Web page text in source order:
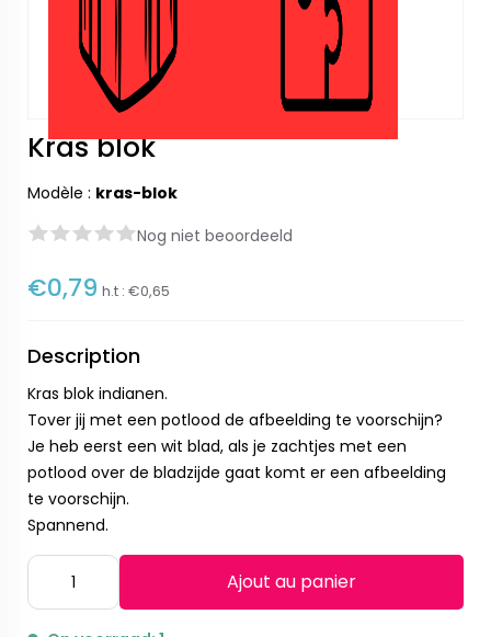
Kras blok
Modèle : kras-blok
Nog niet beoordeeld
€0,79 h.t : €0,65
Description
Kras blok indianen.
Tover jij met een potlood de afbeelding te voorschijn?
Je heb eerst een wit blad, als je zachtjes met een
potlood over de bladzijde gaat komt er een afbeelding
te voorschijn.
Spannend.
Ajout au panier